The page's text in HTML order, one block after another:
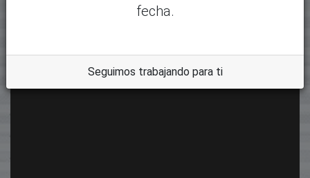
fecha.
Seguimos trabajando para ti